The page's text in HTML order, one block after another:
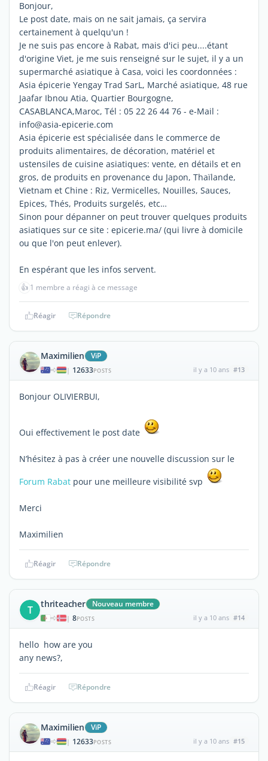
Bonjour,
Le post date, mais on ne sait jamais, ça servira
certainement à quelqu'un !
Je ne suis pas encore à Rabat, mais d'ici peu....étant
d'origine Viet, je me suis renseigné sur le sujet, il y a un
supermarché asiatique à Casa, voici les coordonnées :
Asia épicerie Yengay Trad SarL, Marché asiatique, 48 rue
Jaafar Ibnou Atia, Quartier Bourgogne,
CASABLANCA,Maroc, Tél : 05 22 26 44 76 - e-Mail :
info@asia-epicerie.com
Asia épicerie est spécialisée dans le commerce de
produits alimentaires, de décoration, matériel et
ustensiles de cuisine asiatiques: vente, en détails et en
gros, de produits en provenance du Japon, Thaïlande,
Vietnam et Chine : Riz, Vermicelles, Nouilles, Sauces,
Epices, Thés, Produits surgelés, etc…
Sinon pour dépanner on peut trouver quelques produits
asiatiques sur ce site : epicerie.ma/ (qui livre à domicile
ou que l'on peut enlever).
En espérant que les infos servent.
👍 1 membre a réagi à ce message
Réagir Répondre
Maximilien ViP
| 12633POSTS il y a 10 ans #13
Bonjour OLIVIERBUI,
Oui effectivement le post date
N’hésitez à pas à créer une nouvelle discussion sur le
Forum Rabat pour une meilleure visibilité svp
Merci
Maximilien
Réagir Répondre
T thriteacher Nouveau membre
| 8POSTS il y a 10 ans #14
hello how are you
any news?,
Réagir Répondre
Maximilien ViP
| 12633POSTS il y a 10 ans #15